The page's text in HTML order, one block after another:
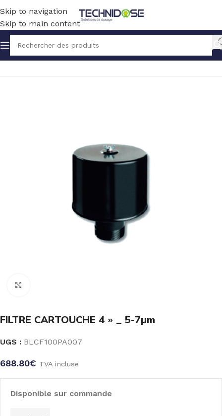
Skip to navigation
Skip to main content
Accueil BLOWERS ACCESSOIRES / PIECES DETACHEES
FILTRE CARTOUCHE 4 » _ 5-7µm
UGS : BLCF100PA007
688.80€ TVA incluse
Disponible sur commande